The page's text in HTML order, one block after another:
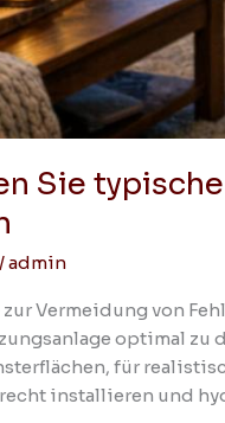
Sie
/admin
Vermeidung von
optimal
für
installieren und